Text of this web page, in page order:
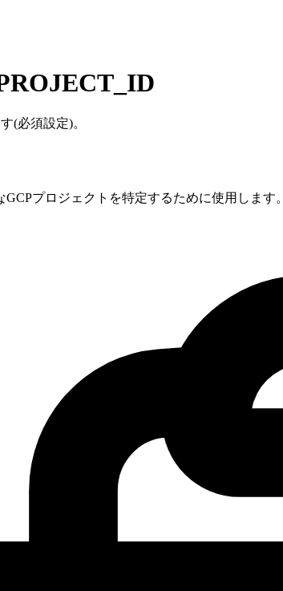
(必須設定)。
プロジェクトを特定するために使用します。